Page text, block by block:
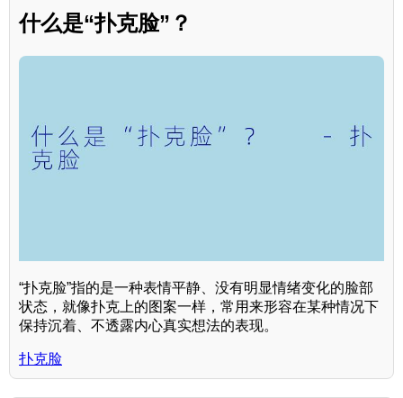
什么是“扑克脸”？
“扑克脸”指的是一种表情平静、没有明显情绪变化的脸部
状态，就像扑克上的图案一样，常用来形容在某种情况下
保持沉着、不透露内心真实想法的表现。
扑克脸